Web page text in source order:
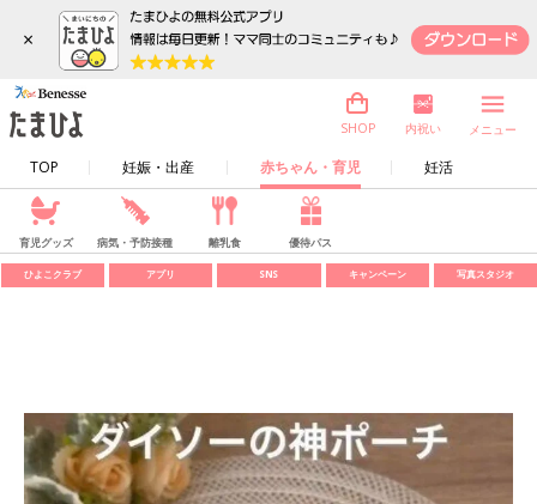
×
TOP 妊娠・出産 赤ちゃん・育児 妊活
SHOP 内祝い メニュー
育児グッズ 病気・予防接種 離乳食 優待パス
ひよこクラブ アプリ SNS キャンペーン 写真スタジオ